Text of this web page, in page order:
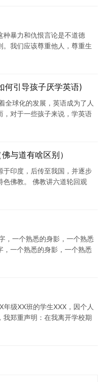
种暴力和仇恨言论是不道德
我们应该尊重他人，尊重生
何引导孩子厌学英语)
全球化的发展，英语成为了人
，对于一些孩子来说，学英语
与道有啥区别）
于印度，后传至我国，并逐步
佛教。 佛教讲六道轮回观
，一个熟悉的身影，一个熟悉
一个熟悉的身影，一个熟悉
级XX班的学生XXX，因个人
我郑重声明：在我离开学校期